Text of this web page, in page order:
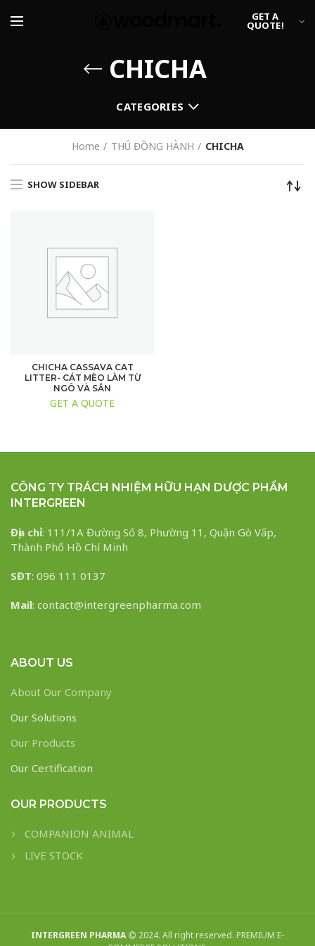
GET A
QUOTE!
CHICHA
CATEGORIES
Home THÚ ĐỒNG HÀNH CHICHA
SHOW SIDEBAR
CHICHA CASSAVA CAT
LITTER- CÁT MÈO LÀM TỪ
NGÔ VÀ SẮN
GET A QUOTE
CÔNG TY TRÁCH NHIỆM HỮU HẠN DƯỢC PHẨM
INTERGREEN
Địa chỉ: 111/1A Đường Số 8, Phường 11, Quận Gò Vấp,
Thành Phố Hồ Chí Minh
SĐT: 096 111 0137
Mail: contact@intergreenpharma.com
ABOUT US
About Our Company
Our Solutions
Our Products
Our Certification
OUR PRODUCTS
COMPANION ANIMAL
LIVE STOCK
INTERGREEN PHARMA
2024. All right reserved. PREMIUM E-